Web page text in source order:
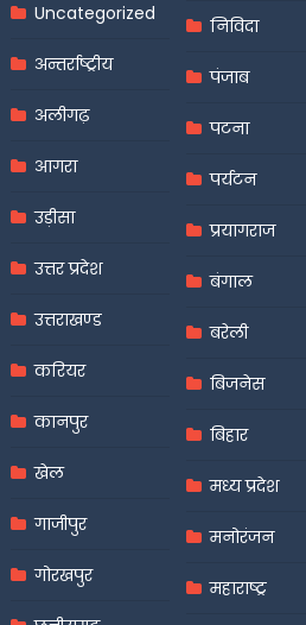
Uncategorized
अन्तर्राष्ट्रीय
अलीगढ़
आगरा
उड़ीसा
उत्तर प्रदेश
उत्तराखण्ड
करियर
कानपुर
खेल
गाजीपुर
गोरखपुर
निविदा
पंजाब
पटना
पर्यटन
प्रयागराज
बंगाल
बरेली
बिजनेस
बिहार
मध्य प्रदेश
मनोरंजन
महाराष्ट्र